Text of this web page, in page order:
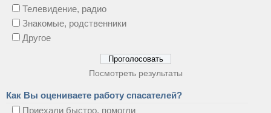
Телевидение, радио
Знакомые, родственники
Другое
Посмотреть результаты
Как Вы оцениваете работу спасателей?
Приехали быстро, помогли